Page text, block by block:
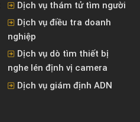
Dịch vụ thám tử tìm người
Dịch vụ điều tra doanh
nghiệp
Dịch vụ dò tìm thiết bị
nghe lén định vị camera
Dịch vụ giám định ADN